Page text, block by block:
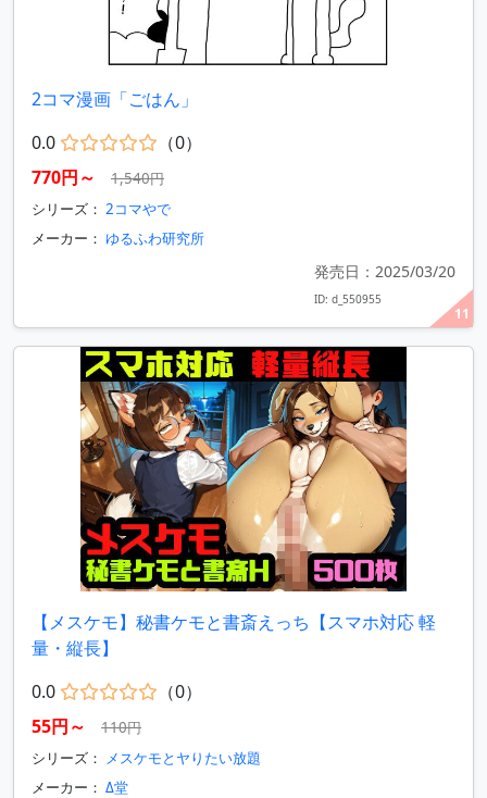
11
2コマ漫画「ごはん」
0.0
（0）
770円～
1,540円
シリーズ： 2コマやで
メーカー： ゆるふわ研究所
発売日：2025/03/20
ID: d_550955
【メスケモ】秘書ケモと書斎えっち【スマホ対応 軽
量・縦長】
0.0
（0）
55円～
110円
シリーズ： メスケモとヤりたい放題
メーカー： Δ堂